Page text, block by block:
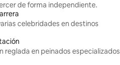
de forma independiente.
celebridades en destinos
reglada en peinados especializados